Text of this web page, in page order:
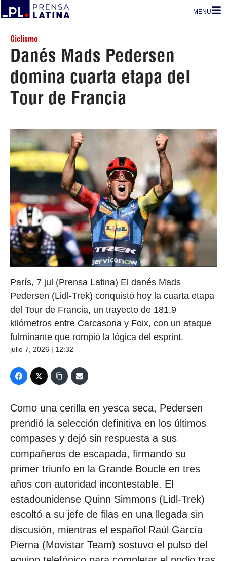
MENU
Ciclismo
Danés Mads Pedersen
domina cuarta etapa del
Tour de Francia
París, 7 jul (Prensa Latina) El danés Mads
Pedersen (Lidl-Trek) conquistó hoy la cuarta etapa
del Tour de Francia, un trayecto de 181,9
kilómetros entre Carcasona y Foix, con un ataque
fulminante que rompió la lógica del esprint.
julio 7, 2026 | 12:32
Como una cerilla en yesca seca, Pedersen
prendió la selección definitiva en los últimos
compases y dejó sin respuesta a sus
compañeros de escapada, firmando su
primer triunfo en la Grande Boucle en tres
años con autoridad incontestable. El
estadounidense Quinn Simmons (Lidl-Trek)
escoltó a su jefe de filas en una llegada sin
discusión, mientras el español Raúl García
Pierna (Movistar Team) sostuvo el pulso del